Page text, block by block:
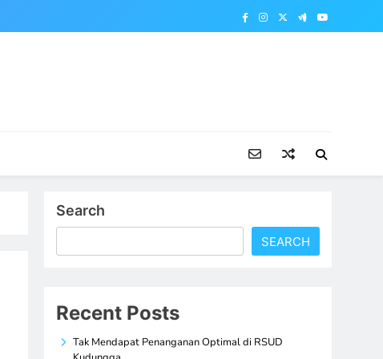
Search
SEARCH
Recent Posts
Tak Mendapat Penanganan Optimal di RSUD